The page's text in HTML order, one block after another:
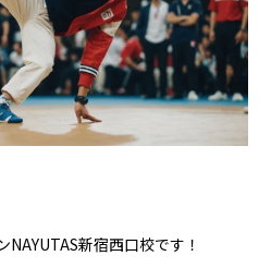
新宿西口校です！